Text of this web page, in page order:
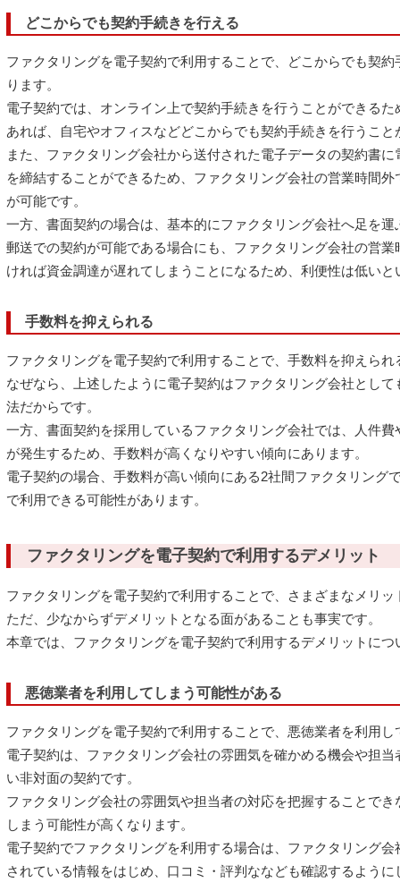
どこからでも契約手続きを行える
ファクタリングを電子契約で利用することで、どこからでも契
ります。
電子契約では、オンライン上で契約手続きを行うことができる
あれば、自宅やオフィスなどどこからでも契約手続きを行うこと
また、ファクタリング会社から送付された電子データの契約書
を締結することができるため、ファクタリング会社の営業時間
が可能です。
一方、書面契約の場合は、基本的にファクタリング会社へ足を運
郵送での契約が可能である場合にも、ファクタリング会社の営
ければ資金調達が遅れてしまうことになるため、利便性は低いと
手数料を抑えられる
ファクタリングを電子契約で利用することで、手数料を抑えら
なぜなら、上述したように電子契約はファクタリング会社とし
法だからです。
一方、書面契約を採用しているファクタリング会社では、人件
が発生するため、手数料が高くなりやすい傾向にあります。
電子契約の場合、手数料が高い傾向にある2社間ファクタリング
で利用できる可能性があります。
ファクタリングを電子契約で利用するデメリット
ファクタリングを電子契約で利用することで、さまざまなメリ
ただ、少なからずデメリットとなる面があることも事実です。
本章では、ファクタリングを電子契約で利用するデメリットに
悪徳業者を利用してしまう可能性がある
ファクタリングを電子契約で利用することで、悪徳業者を利用
電子契約は、ファクタリング会社の雰囲気を確かめる機会や担
い非対面の契約です。
ファクタリング会社の雰囲気や担当者の対応を把握することで
しまう可能性が高くなります。
電子契約でファクタリングを利用する場合は、ファクタリング
されている情報をはじめ、口コミ・評判ななども確認するように